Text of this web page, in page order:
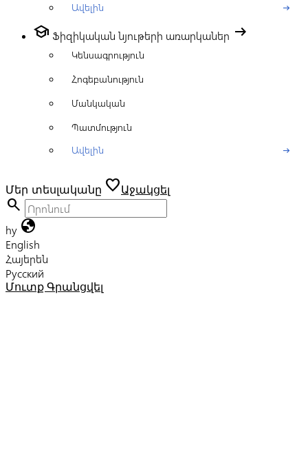
Ավելին
arrow_right_alt
school Ֆիզիկական նյութերի առարկաներ arrow_right_alt
Կենսագրություն
Հոգեբանություն
Մանկական
Պատմություն
Ավելին
arrow_right_alt
Մեր տեսլականը favoriteԱջակցել
search
hy globe
English
Հայերեն
Русский
Մուտք Գրանցվել